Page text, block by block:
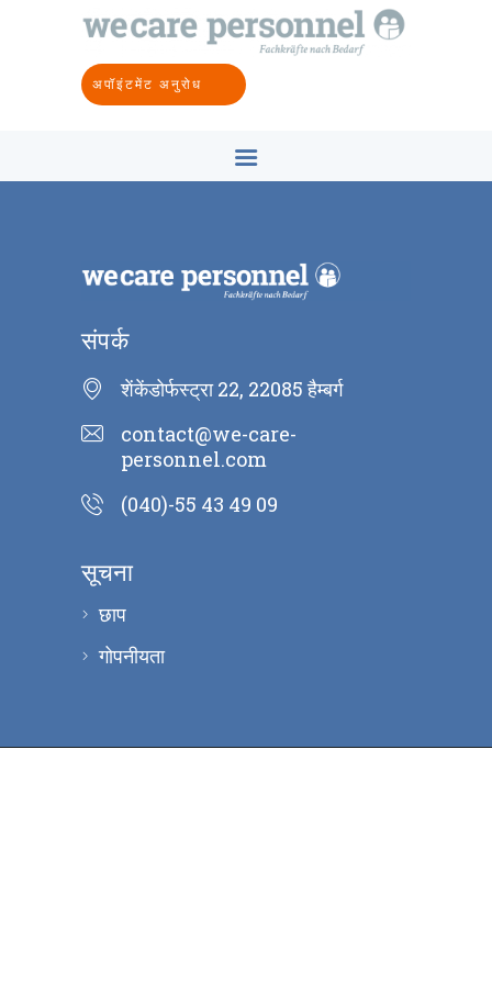
अपॉइंटमेंट अनुरोध
घर
हमारे बारे में
उद्योगों
HI
संपर्क
शेंकेंडोर्फस्ट्रा 22, 22085 हैम्बर्ग
contact@we-care-
personnel.com
(040)-55 43 49 09
सूचना
छाप
गोपनीयता